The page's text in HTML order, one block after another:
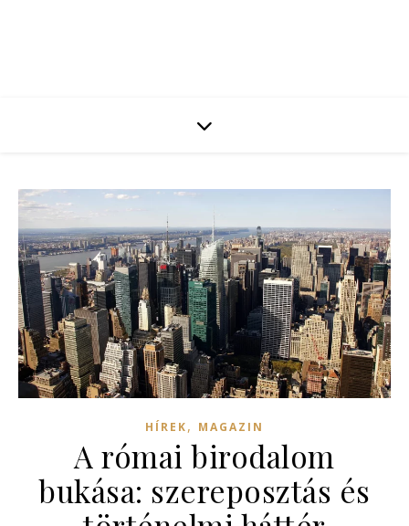
HÍREK, MAGAZIN
A római birodalom
bukása: szereposztás és